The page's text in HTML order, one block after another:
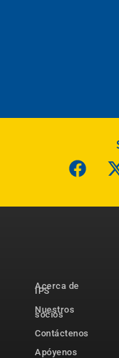
Acerca de
IPS
Nuestros
socios
Contáctenos
Apóyenos